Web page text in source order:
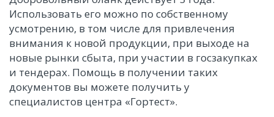
Использовать его можно по собственному
усмотрению, в том числе для привлечения
внимания к новой продукции, при выходе на
новые рынки сбыта, при участии в госзакупках
и тендерах. Помощь в получении таких
документов вы можете получить у
специалистов центра «Гортест».